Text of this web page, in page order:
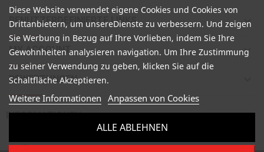
BENUTZERDEFINIERTE LINKS keyboard_arrow_down
MY ACCOUNT keyboard_arrow_down
BEWERTUNGEN
INFORMATIONEN 
Diese Website verwendet eigene Cookies und Cookies von
Drittanbietern, um unsereDienste zu verbessern. Und zeigen
Sie Werbung in Bezug auf Ihre Vorlieben, indem Sie Ihre
Gewohnheiten analysieren navigation. Um Ihre Zustimmung
zu seiner Verwendung zu geben, klicken Sie auf die
Schaltfläche Akzeptieren.
Weitere Informationen Anpassen von Cookies
ALLE ABLEHNEN